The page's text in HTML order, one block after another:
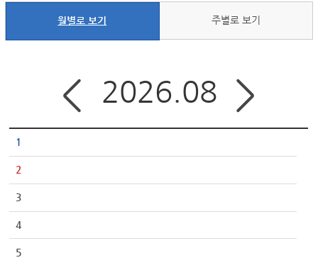
월별로 보기 주별로 보기
2026.08
1
2
3
4
5